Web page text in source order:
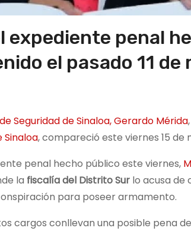
expediente penal
el pasado 11
Seguridad de Sinaloa, Gerardo Mérida
Sinaloa, compareció este viernes 15 de
penal hecho público este viernes,
la fiscalía del Distrito Sur lo acusa de
para poseer armamento.
cargos conllevan una posible pena de